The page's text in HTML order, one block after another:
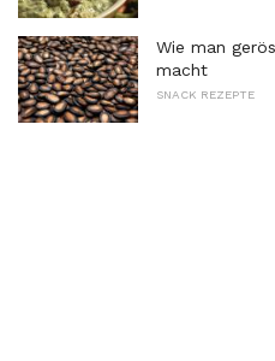
Wie man
macht
SNACK REZEPTE